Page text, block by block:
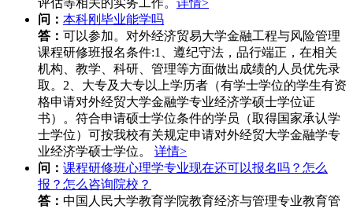
评估等相关的实务工作。 详情>
问： 本科刚毕业能学吗
答： 可以参加。对外经济贸易大学金融工程与风险管理
课程研修班报名条件:1、遵纪守法，品行端正，在相关
机构、教学、科研、管理等方面做出成绩的人员优先录
取。2、大专及大专以上学历者（有学士学位的学生有资
格申请对外经贸大学金融学专业经济学硕士学位证
书）。符合申请硕士学位条件的学员（取得国家承认学
士学位）可按我校有关规定申请对外经贸大学金融学专
业经济学硕士学位。 详情>
问： 课程研修班心理学专业现在还可以报名吗？怎么
报？怎么咨询院校？
答： 中国人民大学教育学院教育经济与管理专业教育管